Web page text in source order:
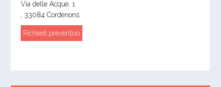
Via delle Acque, 1
; 33084Cordenons
Richiedi preventivo